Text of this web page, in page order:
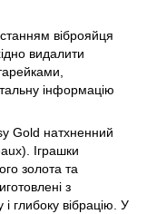
віброяйця
видалити
інформацію
Gold натхненний
Іграшки
золота та
з
і глибоку вібрацію. У